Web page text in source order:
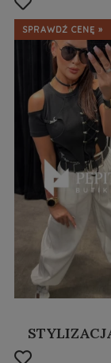
SPRAWDŹ CENĘ »